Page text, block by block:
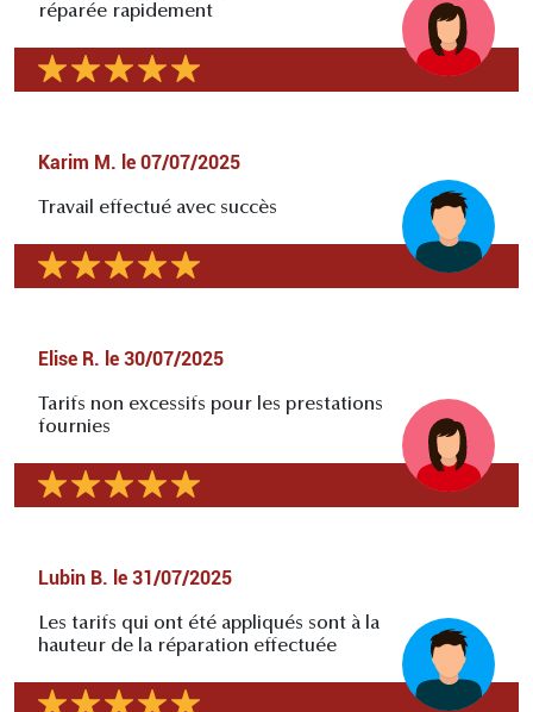
réparée rapidement
Karim M. le 07/07/2025
Travail effectué avec succès
Elise R. le 30/07/2025
Tarifs non excessifs pour les prestations
fournies
Lubin B. le 31/07/2025
Les tarifs qui ont été appliqués sont à la
hauteur de la réparation effectuée